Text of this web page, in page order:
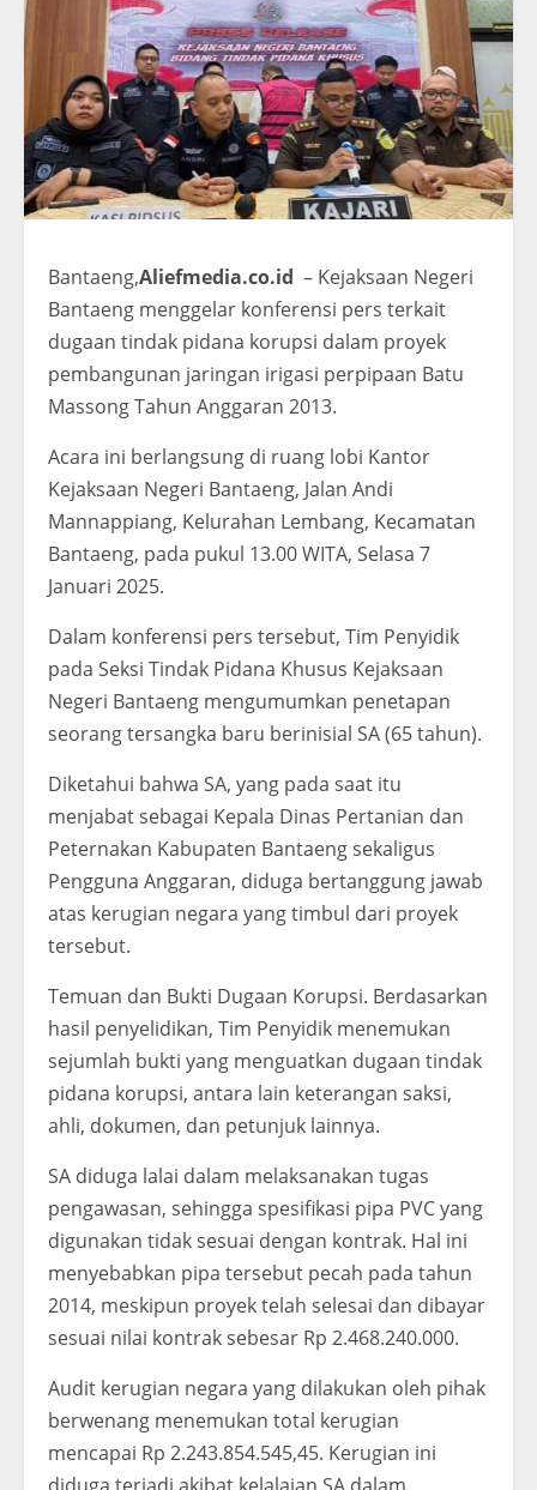
Bantaeng,Aliefmedia.co.id – Kejaksaan Negeri
Bantaeng menggelar konferensi pers terkait
dugaan tindak pidana korupsi dalam proyek
pembangunan jaringan irigasi perpipaan Batu
Massong Tahun Anggaran 2013.
Acara ini berlangsung di ruang lobi Kantor
Kejaksaan Negeri Bantaeng, Jalan Andi
Mannappiang, Kelurahan Lembang, Kecamatan
Bantaeng, pada pukul 13.00 WITA, Selasa 7
Januari 2025.
Dalam konferensi pers tersebut, Tim Penyidik
pada Seksi Tindak Pidana Khusus Kejaksaan
Negeri Bantaeng mengumumkan penetapan
seorang tersangka baru berinisial SA (65 tahun).
Diketahui bahwa SA, yang pada saat itu
menjabat sebagai Kepala Dinas Pertanian dan
Peternakan Kabupaten Bantaeng sekaligus
Pengguna Anggaran, diduga bertanggung jawab
atas kerugian negara yang timbul dari proyek
tersebut.
Temuan dan Bukti Dugaan Korupsi. Berdasarkan
hasil penyelidikan, Tim Penyidik menemukan
sejumlah bukti yang menguatkan dugaan tindak
pidana korupsi, antara lain keterangan saksi,
ahli, dokumen, dan petunjuk lainnya.
SA diduga lalai dalam melaksanakan tugas
pengawasan, sehingga spesifikasi pipa PVC yang
digunakan tidak sesuai dengan kontrak. Hal ini
menyebabkan pipa tersebut pecah pada tahun
2014, meskipun proyek telah selesai dan dibayar
sesuai nilai kontrak sebesar Rp 2.468.240.000.
Audit kerugian negara yang dilakukan oleh pihak
berwenang menemukan total kerugian
mencapai Rp 2.243.854.545,45. Kerugian ini